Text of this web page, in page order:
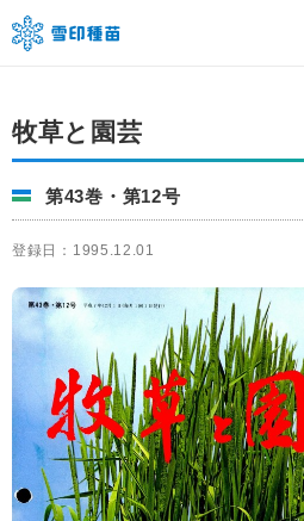
牧草と園芸
第43巻・第12号
登録日：1995.12.01